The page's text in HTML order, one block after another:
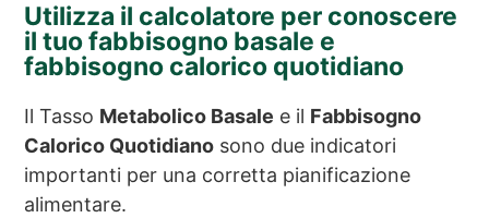
Utilizza il calcolatore per conoscere
il tuo fabbisogno basale e
fabbisogno calorico quotidiano
Il Tasso Metabolico Basale e il Fabbisogno
Calorico Quotidiano sono due indicatori
importanti per una corretta pianificazione
alimentare.